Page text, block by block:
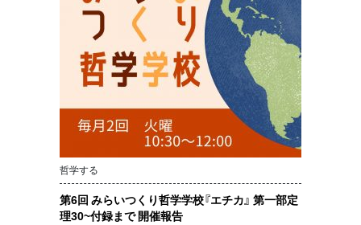
哲学する
第6回 みらいつくり哲学学校『エチカ』 第一部定
理30~付録まで 開催報告